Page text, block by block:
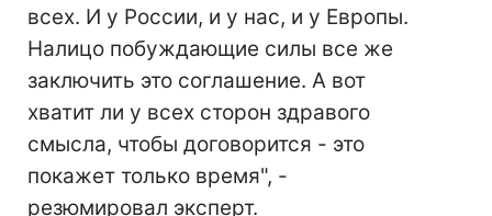
всех. И у России, и у нас, и у Европы.
Налицо побуждающие силы все же
заключить это соглашение. А вот
хватит ли у всех сторон здравого
смысла, чтобы договорится - это
покажет только время", -
резюмировал эксперт.